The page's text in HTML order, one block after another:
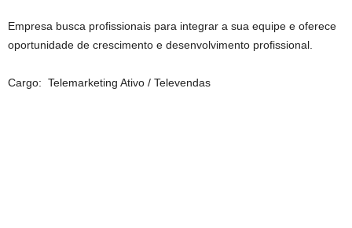
Empresa busca profissionais para integrar a sua equipe e oferece
oportunidade de crescimento e desenvolvimento profissional.
Cargo: Telemarketing Ativo / Televendas